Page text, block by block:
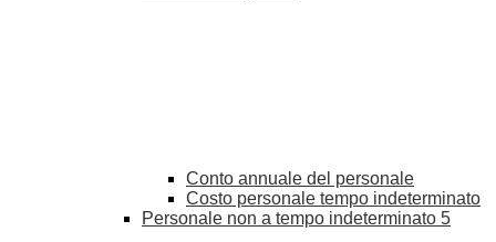
Conto annuale del personale
Costo personale tempo indeterminato
Personale non a tempo indeterminato 5